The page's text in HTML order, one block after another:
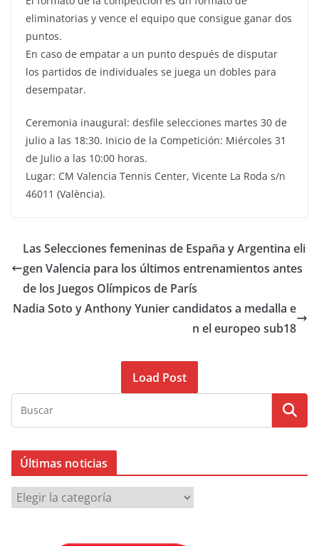
eliminatorias y vence el equipo que consigue ganar dos
puntos.
En caso de empatar a un punto después de disputar
los partidos de individuales se juega un dobles para
desempatar.
Ceremonia inaugural: desfile selecciones martes 30 de
julio a las 18:30. Inicio de la Competición: Miércoles 31
de Julio a las 10:00 horas.
Lugar: CM Valencia Tennis Center, Vicente La Roda s/n
46011 (València).
Las Selecciones femeninas de España y Argentina eli
gen Valencia para los últimos entrenamientos antes
de los Juegos Olímpicos de París
Nadia Soto y Anthony Yunier candidatos a medalla e
n el europeo sub18
Load Post
Últimas noticias
Ú